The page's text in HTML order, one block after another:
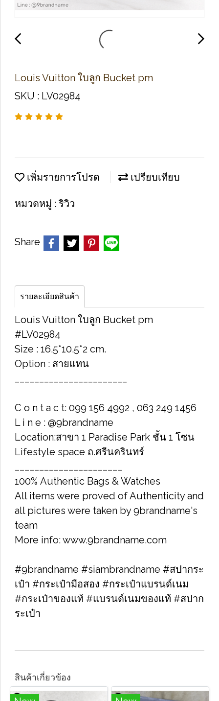
Louis Vuitton ใบลูก Bucket pm
SKU : LV02984
เพิ่มรายการโปรด เปรียบเทียบ
หมวดหมู่ : ริวิว
Share
รายละเอียดสินค้า
Louis Vuitton ใบลูก Bucket pm
#LV02984
Size : 16.5*10.5*2 cm.
Option : สายแทน
C o n t a c t: 099 156 4992 , 063 249 1456
L i n e : @9brandname
Location:สาขา 1 Paradise Park ชั้น 1 โซน
Lifestyle space ถ.ศรีนครินทร์
100% Authentic Bags & Watches
All items were proved of Authenticity and
all pictures were taken by 9brandname's
team
More info: www.9brandname.com
#9brandname #siambrandname #สปากระ
เป๋า #กระเป๋ามือสอง #กระเป๋าแบรนด์เนม
#กระเป๋าของแท้ #แบรนด์เนมของแท้ #สปาก
ระเป๋า
สินค้าเกี่ยวข้อง